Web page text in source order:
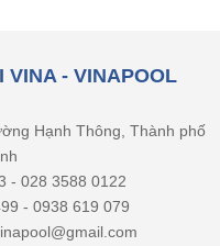
VINA - VINAPOOL
Hạnh Thông, Thành phố
- 028 3588 0122
- 0938 619 079